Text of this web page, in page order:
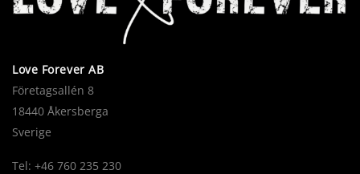
Love Forever AB
Företagsallén 8
18440 Åkersberga
Sverige
Tel: +46 760 235 230